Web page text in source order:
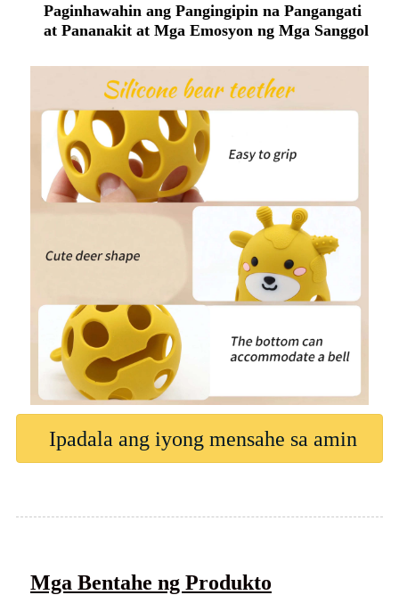
Paginhawahin ang Pangingipin na Pangangati
at Pananakit at Mga Emosyon ng Mga Sanggol
Ipadala ang iyong mensahe sa amin
Mga Bentahe ng Produkto